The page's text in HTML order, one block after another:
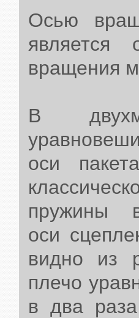
Осью
является
вращения
В
оси
пружины
оси
видно из
плечо
в два